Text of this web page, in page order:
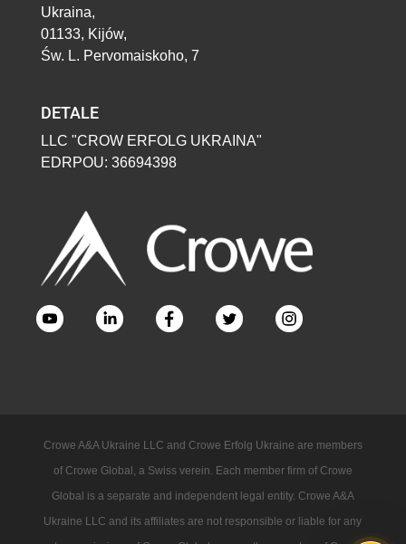
Ukraina,
01133, Kijów,
Św. L. Pervomaiskoho, 7
DETALE
LLC "CROW ERFOLG UKRAINA"
EDRPOU: 36694398
Crowe A&A Ukraine LLC and Crowe Erfolg Ukraine are members
of Crowe Global, a Swiss verein. Each member firm of Crowe
Global is a separate and independent legal entity. Crowe A&A
Ukraine LLC and its affiliates are not responsible or liable for any